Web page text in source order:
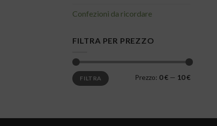
Confezioni da ricordare
FILTRA PER PREZZO
Prezzo
Min
Prezzo
MaxFILTRA Prezzo: 0 € — 10 €